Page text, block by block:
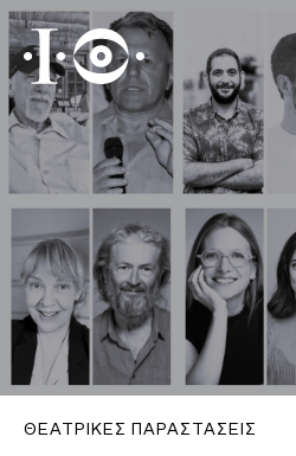
ΘΕΑΤΡΙΚΈΣ ΠΑΡΑΣΤΆΣΕΙΣ